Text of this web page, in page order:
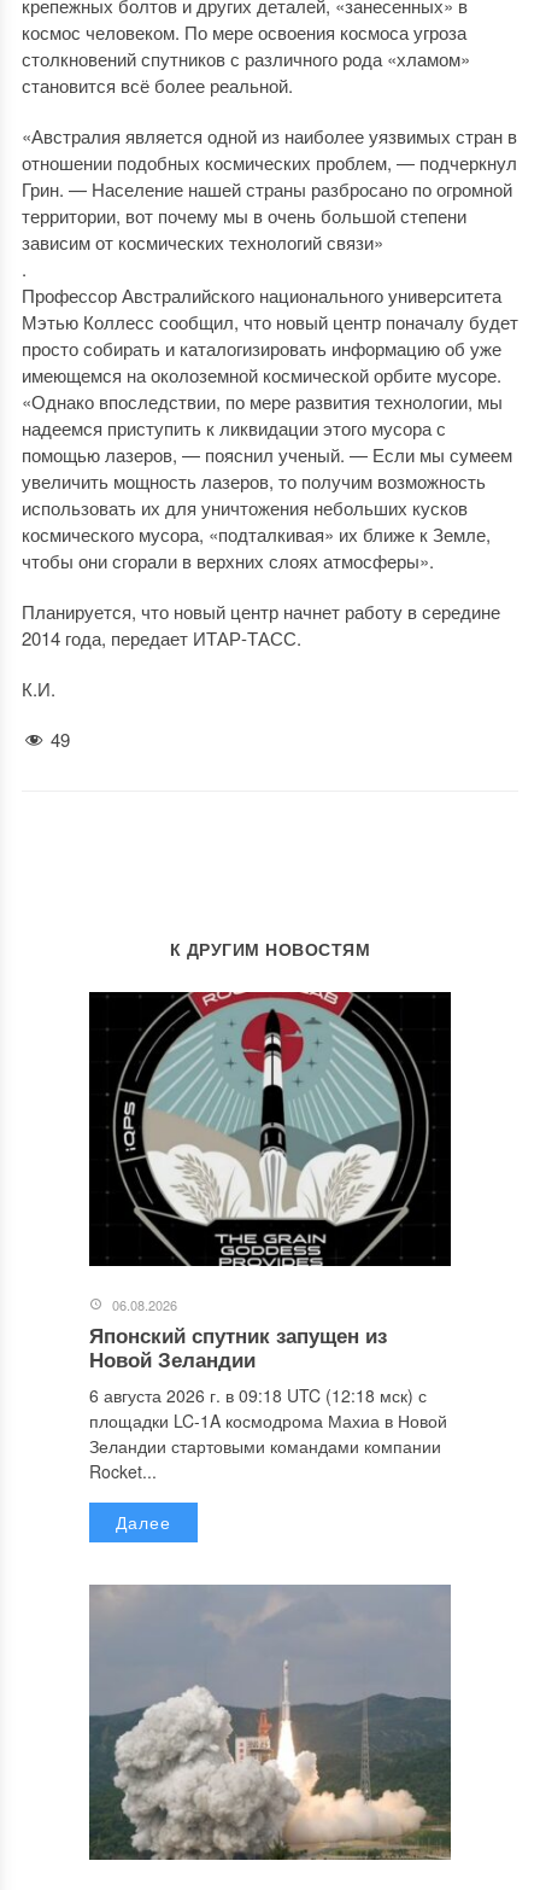
крепежных болтов и других деталей, «занесенных» в
космос человеком. По мере освоения космоса угроза
столкновений спутников с различного рода «хламом»
становится всё более реальной.
«Австралия является одной из наиболее уязвимых стран в
отношении подобных космических проблем, — подчеркнул
Грин. — Население нашей страны разбросано по огромной
территории, вот почему мы в очень большой степени
зависим от космических технологий связи»
.
Профессор Австралийского национального университета
Мэтью Коллесс сообщил, что новый центр поначалу будет
просто собирать и каталогизировать информацию об уже
имеющемся на околоземной космической орбите мусоре.
«Однако впоследствии, по мере развития технологии, мы
надеемся приступить к ликвидации этого мусора с
помощью лазеров, — пояснил ученый. — Если мы сумеем
увеличить мощность лазеров, то получим возможность
использовать их для уничтожения небольших кусков
космического мусора, «подталкивая» их ближе к Земле,
чтобы они сгорали в верхних слоях атмосферы».
Планируется, что новый центр начнет работу в середине
2014 года, передает ИТАР-ТАСС.
К.И.
49
К ДРУГИМ НОВОСТЯМ
06.08.2026
Японский спутник запущен из
Новой Зеландии
6 августа 2026 г. в 09:18 UTC (12:18 мск) с
площадки LC-1A космодрома Махиа в Новой
Зеландии стартовыми командами компании
Rocket...
Далее